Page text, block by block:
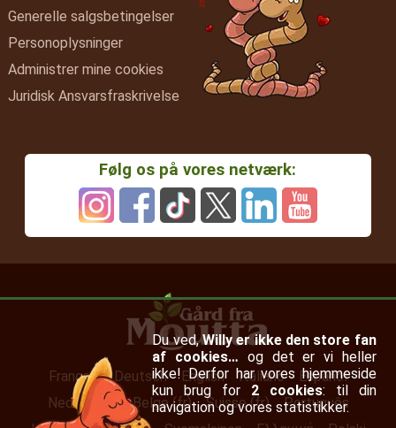
Generelle salgsbetingelser
Personoplysninger
Administrer mine cookies
Juridisk Ansvarsfraskrivelse
Følg os på vores netværk:
Français Deutsch English Italiano
Español
Nederlands
Belge (fr) Suisse (fr)
Português
Du ved,Willy er ikke den store fan
af cookies… og det er vi heller
ikke! Derfor har vores hjemmeside
kun brug for 2 cookies: til din
navigation og vores statistikker.